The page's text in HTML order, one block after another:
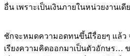
อื่น เพราะเป็นเงินภายในหน่วยงานเดี
ชักจะหมดความอดทนขึ้นเืรื่อยๆ แล้ว
เรียงความคิดออกมาเป็นตัวอักษร…